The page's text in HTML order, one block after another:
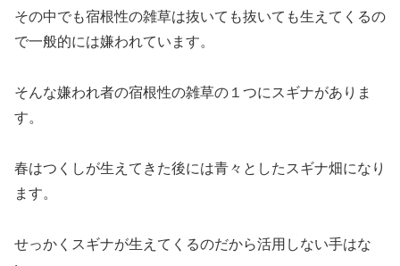
その中でも宿根性の雑草は抜いても抜いても生えてくるの
で一般的には嫌われています。
そんな嫌われ者の宿根性の雑草の１つにスギナがありま
す。
春はつくしが生えてきた後には青々としたスギナ畑になり
ます。
せっかくスギナが生えてくるのだから活用しない手はな